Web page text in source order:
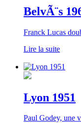
BelvÃ¨s
Franck Lucas
Lire la suite
Lyon 1951
Paul Godey, une